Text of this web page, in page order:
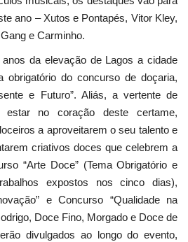
ano – Xutos e Pontapés, Vitor Kley,
e Carminho.
da elevação de Lagos a cidade
do concurso de doçaria,
e Futuro”. Aliás, a vertente de
estar no coração deste certame,
a aproveitarem o seu talento e
criativos doces que celebrem a
“Arte Doce” (Tema Obrigatório e
expostos nos cinco dias),
e Concurso “Qualidade na
Doce Fino, Morgado e Doce de
divulgados ao longo do evento,